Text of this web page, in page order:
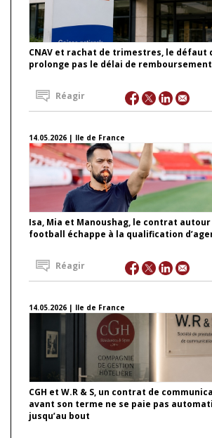
CNAV et rachat de trimestres, le défaut
prolonge pas le délai de remboursement
Réagir
14.05.2026 | Ile de France
Isa, Mia et Manoushag, le contrat autour
football échappe à la qualification
Réagir
14.05.2026 | Ile de France
CGH et W.R & S, un contrat de
avant son terme ne se paie pas
jusqu’au bout